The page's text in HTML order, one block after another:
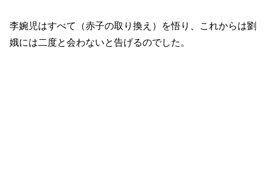
李婉児はすべて（赤子の取り換え）を悟り、これからは劉
娥には二度と会わないと告げるのでした。